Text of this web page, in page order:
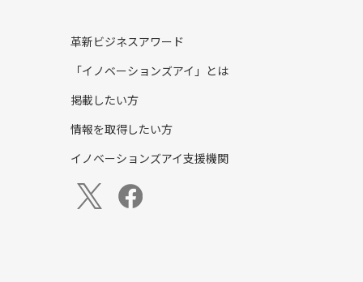
革新ビジネスアワード
「イノベーションズアイ」とは
掲載したい方
情報を取得したい方
イノベーションズアイ支援機関